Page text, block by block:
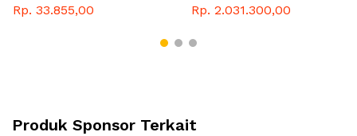
Rp. 33.855,00 Rp. 2.031.300,00
Produk Sponsor Terkait